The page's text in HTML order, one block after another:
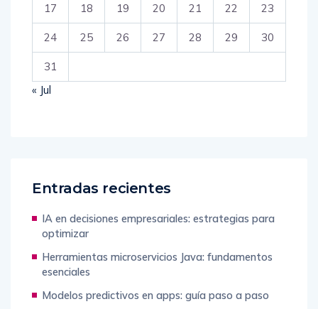
17 18 19 20 21 22 23
24 25 26 27 28 29 30
31
« Jul
Entradas recientes
IA en decisiones empresariales: estrategias para
optimizar
Herramientas microservicios Java: fundamentos
esenciales
Modelos predictivos en apps: guía paso a paso